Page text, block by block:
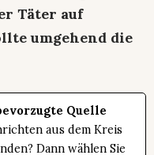
Täter auf
umgehend die
Quelle
aus dem Kreis
Dann wählen Sie